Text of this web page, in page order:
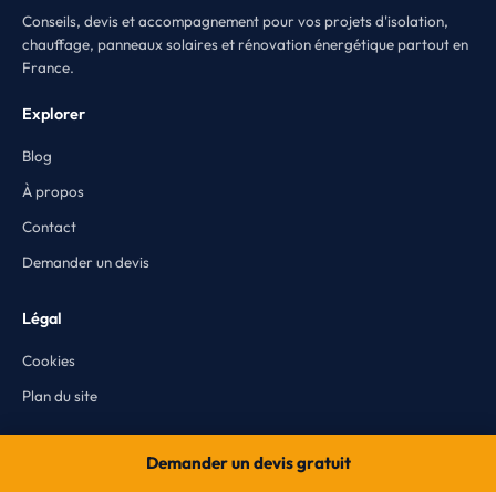
Conseils, devis et accompagnement pour vos projets d'isolation,
chauffage, panneaux solaires et rénovation énergétique partout en
France.
Explorer
Blog
À propos
Contact
Demander un devis
Légal
Cookies
Plan du site
Demander un devis gratuit